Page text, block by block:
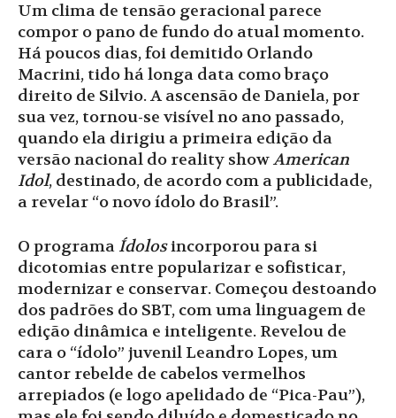
Um clima de tensão geracional parece
compor o pano de fundo do atual momento.
Há poucos dias, foi demitido Orlando
Macrini, tido há longa data como braço
direito de Silvio. A ascensão de Daniela, por
sua vez, tornou-se visível no ano passado,
quando ela dirigiu a primeira edição da
versão nacional do reality showAmerican
Idol, destinado, de acordo com a publicidade,
a revelar “o novo ídolo do Brasil”.
O programa Ídolosincorporou para si
dicotomias entre popularizar e sofisticar,
modernizar e conservar. Começou destoando
dos padrões do SBT, com uma linguagem de
edição dinâmica e inteligente. Revelou de
cara o “ídolo” juvenil Leandro Lopes, um
cantor rebelde de cabelos vermelhos
arrepiados (e logo apelidado de “Pica-Pau”),